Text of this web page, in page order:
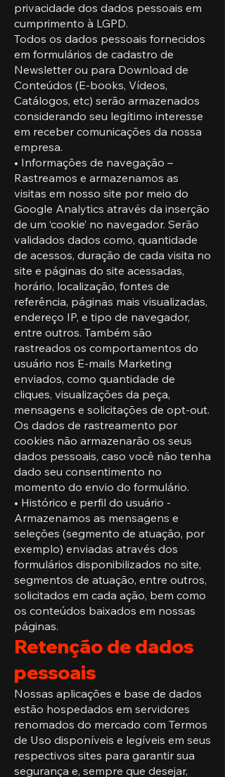
privacidade dos dados pessoais em
cumprimento à LGPD.
Todos os dados pessoais fornecidos
em formulários de cadastro de
Newsletter ou para Download de
Conteúdos (E-books, Vídeos,
Catálogos, etc) serão armazenados
considerando seu legítimo interesse
em receber comunicações da nossa
empresa.
• Informações de navegação –
Rastreamos e armazenamos as
visitas em nosso site por meio do
Google Analytics através da inserção
de um ‘cookie’ no navegador. Serão
validados dados como, quantidade
de acessos, duração de cada visita no
site e páginas do site acessadas,
horário, localização, fontes de
referência, páginas mais visualizadas,
endereço IP, e tipo de navegador,
entre outros. Também são
rastreados os comportamentos do
usuário nos E-mails Marketing
enviados, como quantidade de
cliques, visualizações da peça,
mensagens e solicitações de opt-out.
Os dados de rastreamento por
cookies não armazenarão os seus
dados pessoais, caso você não tenha
dado seu consentimento no
momento do envio do formulário.
• Histórico e perfil do usuário -
Armazenamos as mensagens e
seleções (segmento de atuação, por
exemplo) enviadas através dos
formulários disponibilizados no site,
segmentos de atuação, entre outros,
solicitados em cada ação, bem como
os conteúdos baixados em nossas
páginas.
Retenção de dados
pessoais
Nossas aplicações e base de dados
estão hospedados em servidores
renomados do mercado com Termos
de Uso disponíveis e legíveis em seus
respectivos sites para garantir sua
segurança e, sempre que desejar,